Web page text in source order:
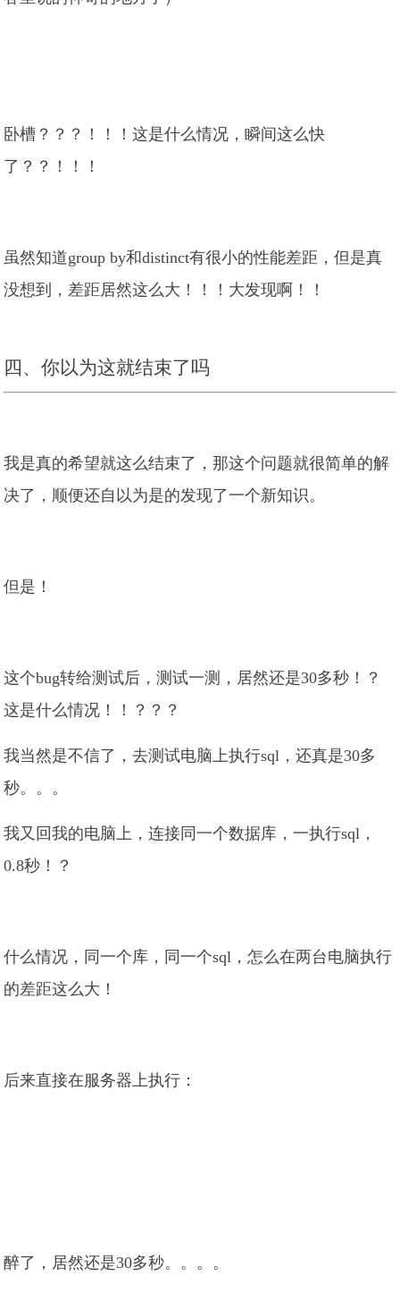
卧槽？？？！！！这是什么情况，瞬间这么快
了？？！！！
虽然知道group by和distinct有很小的性能差距，但是真
没想到，差距居然这么大！！！大发现啊！！
四、你以为这就结束了吗
我是真的希望就这么结束了，那这个问题就很简单的解
决了，顺便还自以为是的发现了一个新知识。
但是！
这个bug转给测试后，测试一测，居然还是30多秒！？
这是什么情况！！？？？
我当然是不信了，去测试电脑上执行sql，还真是30多
秒。。。
我又回我的电脑上，连接同一个数据库，一执行sql，
0.8秒！？
什么情况，同一个库，同一个sql，怎么在两台电脑执行
的差距这么大！
后来直接在服务器上执行：
醉了，居然还是30多秒。。。。